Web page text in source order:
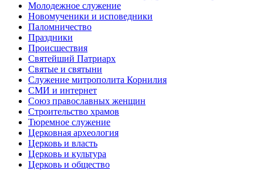
Молодежное служение
Новомученики и исповедники
Паломничество
Праздники
Происшествия
Святейший Патриарх
Святые и святыни
Служение митрополита Корнилия
СМИ и интернет
Союз православных женщин
Строительство храмов
Тюремное служение
Церковная археология
Церковь и власть
Церковь и культура
Церковь и общество